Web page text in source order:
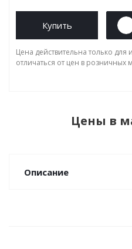
Купить
Цена действительна только
отличаться от цен в розничных
Цены в
Описание